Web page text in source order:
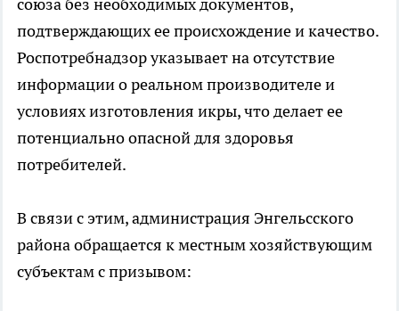
союза без необходимых документов,
подтверждающих ее происхождение и качество.
Роспотребнадзор указывает на отсутствие
информации о реальном производителе и
условиях изготовления икры, что делает ее
потенциально опасной для здоровья
потребителей.
В связи с этим, администрация Энгельсского
района обращается к местным хозяйствующим
субъектам с призывом: